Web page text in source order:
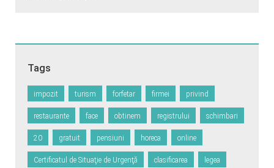
Tags
impozit turism forfetar firmei privind
restaurante face obtinem registrului schimbari
20 gratuit pensiuni horeca online
Certificatul de Situaţie de Urgenţă clasificarea legea